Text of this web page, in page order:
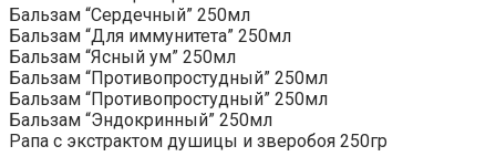
Бальзам “Сердечный” 250мл
Бальзам “Для иммунитета” 250мл
Бальзам “Ясный ум” 250мл
Бальзам “Противопростудный” 250мл
Бальзам “Противопростудный” 250мл
Бальзам “Эндокринный” 250мл
Рапа с экстрактом душицы и зверобоя 250гр